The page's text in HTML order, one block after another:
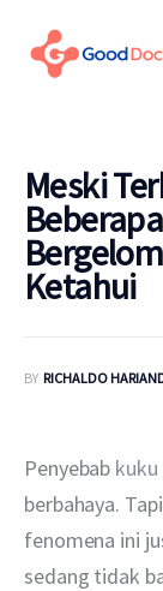
Untuk
Meski
Ketahui
BY RICHALDO
Penyebab kuku
berbahaya.
fenomena ini
sedang tidak